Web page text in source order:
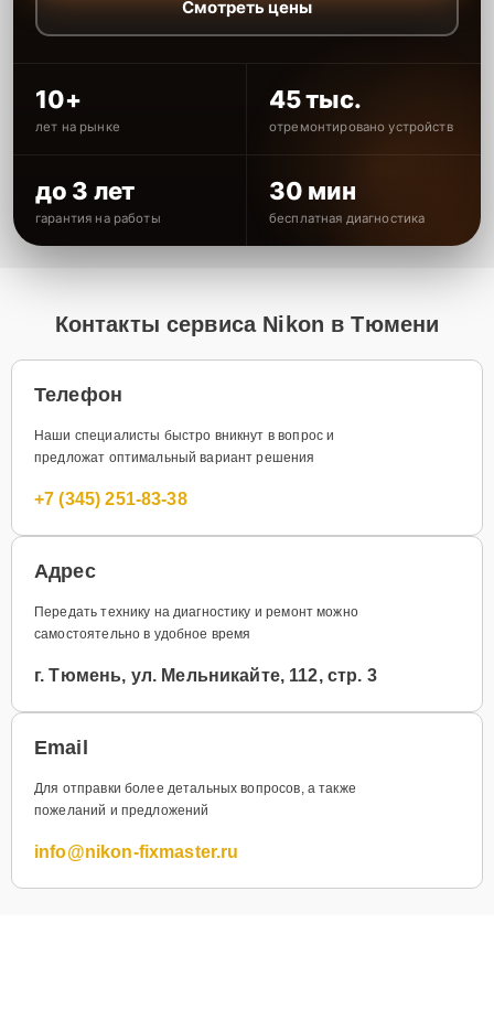
Смотреть цены
10+
лет на рынке
45 тыс.
отремонтировано устройств
до 3 лет
гарантия на работы
30 мин
бесплатная диагностика
Контакты сервиса Nikon в Тюмени
Телефон
Наши специалисты быстро вникнут в вопрос и
предложат оптимальный вариант решения
+7 (345) 251-83-38
Адрес
Передать технику на диагностику и ремонт можно
самостоятельно в удобное время
г. Тюмень, ул. Мельникайте, 112, стр. 3
Email
Для отправки более детальных вопросов, а также
пожеланий и предложений
info@nikon-fixmaster.ru